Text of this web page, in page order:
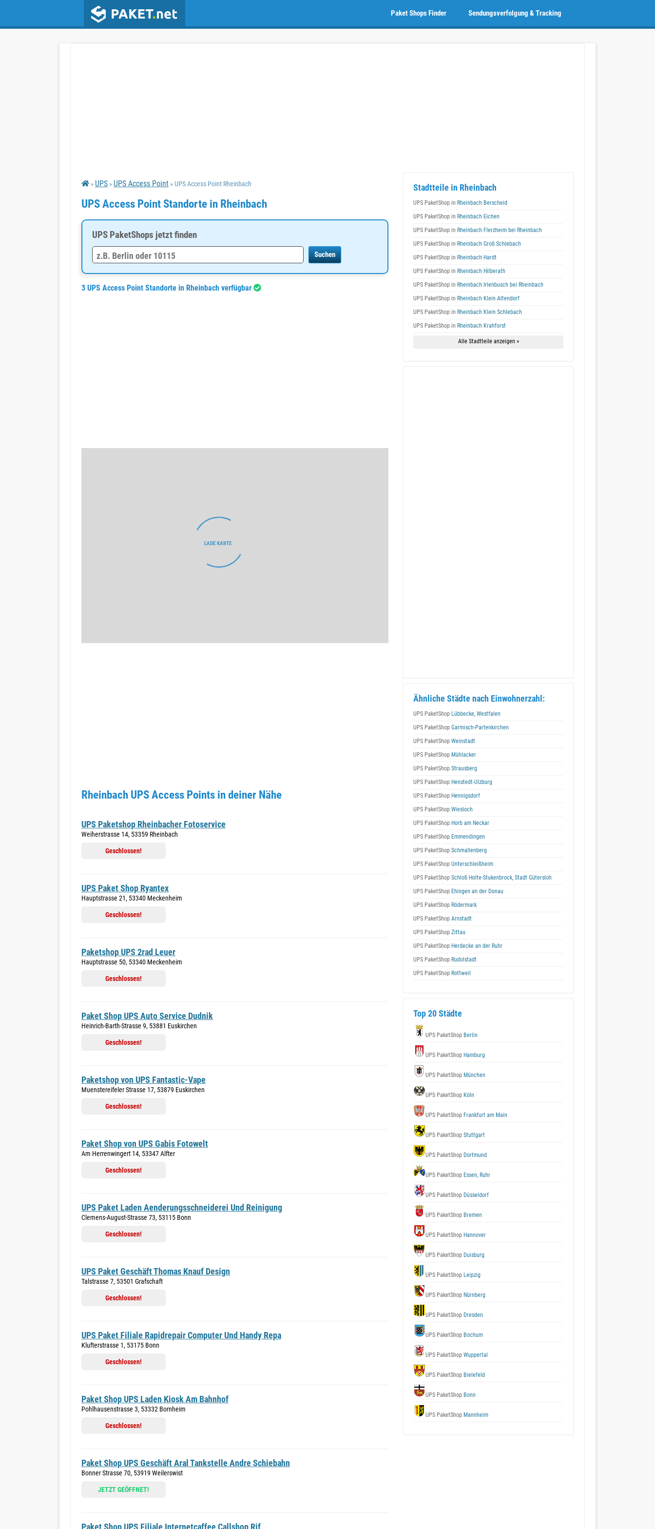
Sendungsverfolgung & Tracking
Paket Shops Finder
» UPS » UPS Access Point » UPS Access Point Rheinbach
UPS Access Point Standorte in Rheinbach
UPS PaketShops jetzt finden
3 UPS Access Point Standorte in Rheinbach verfügbar
Rheinbach UPS Access Points in deiner Nähe
UPS Paketshop Rheinbacher Fotoservice
Weiherstrasse 14, 53359 Rheinbach
Geschlossen!
UPS Paket Shop Ryantex
Hauptstrasse 21, 53340 Meckenheim
Geschlossen!
Paketshop UPS 2rad Leuer
Hauptstrasse 50, 53340 Meckenheim
Geschlossen!
Paket Shop UPS Auto Service Dudnik
Heinrich-Barth-Strasse 9, 53881 Euskirchen
Geschlossen!
Paketshop von UPS Fantastic-Vape
Muenstereifeler Strasse 17, 53879 Euskirchen
Geschlossen!
Paket Shop von UPS Gabis Fotowelt
Am Herrenwingert 14, 53347 Alfter
Geschlossen!
UPS Paket Laden Aenderungsschneiderei Und Reinigung
Clemens-August-Strasse 73, 53115 Bonn
Geschlossen!
UPS Paket Geschäft Thomas Knauf Design
Talstrasse 7, 53501 Grafschaft
Geschlossen!
UPS Paket Filiale Rapidrepair Computer Und Handy Repa
Klufterstrasse 1, 53175 Bonn
Geschlossen!
Paket Shop UPS Laden Kiosk Am Bahnhof
Pohlhausenstrasse 3, 53332 Bornheim
Geschlossen!
Paket Shop UPS Geschäft Aral Tankstelle Andre Schiebahn
Bonner Strasse 70, 53919 Weilerswist
JETZT GEÖFFNET!
Paket Shop UPS Filiale Internetcaffee Callshop Rif
Stadtteile in Rheinbach
UPS PaketShop in Rheinbach Berscheid
UPS PaketShop in Rheinbach Eichen
UPS PaketShop in Rheinbach Flerzheim bei Rheinbach
UPS PaketShop in Rheinbach Groß Schlebach
UPS PaketShop in Rheinbach Hardt
UPS PaketShop in Rheinbach Hilberath
UPS PaketShop in Rheinbach Irlenbusch bei Rheinbach
UPS PaketShop in Rheinbach Klein Altendorf
UPS PaketShop in Rheinbach Klein Schlebach
UPS PaketShop in Rheinbach Krahforst
Alle Stadtteile anzeigen »
Ähnliche Städte nach Einwohnerzahl:
UPS PaketShop Lübbecke, Westfalen
UPS PaketShop Garmisch-Partenkirchen
UPS PaketShop Weinstadt
UPS PaketShop Mühlacker
UPS PaketShop Strausberg
UPS PaketShop Henstedt-Ulzburg
UPS PaketShop Hennigsdorf
UPS PaketShop Wiesloch
UPS PaketShop Horb am Neckar
UPS PaketShop Emmendingen
UPS PaketShop Schmallenberg
UPS PaketShop Unterschleißheim
UPS PaketShop Schloß Holte-Stukenbrock, Stadt Gütersloh
UPS PaketShop Ehingen an der Donau
UPS PaketShop Rödermark
UPS PaketShop Arnstadt
UPS PaketShop Zittau
UPS PaketShop Herdecke an der Ruhr
UPS PaketShop Rudolstadt
UPS PaketShop Rottweil
Top 20 Städte
UPS PaketShop Berlin
UPS PaketShop Hamburg
UPS PaketShop München
UPS PaketShop Köln
UPS PaketShop Frankfurt am Main
UPS PaketShop Stuttgart
UPS PaketShop Dortmund
UPS PaketShop Essen, Ruhr
UPS PaketShop Düsseldorf
UPS PaketShop Bremen
UPS PaketShop Hannover
UPS PaketShop Duisburg
UPS PaketShop Leipzig
UPS PaketShop Nürnberg
UPS PaketShop Dresden
UPS PaketShop Bochum
UPS PaketShop Wuppertal
UPS PaketShop Bielefeld
UPS PaketShop Bonn
UPS PaketShop Mannheim